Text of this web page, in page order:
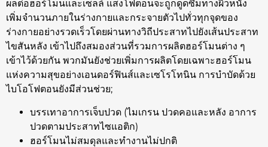
ผลต่อฮอร์โมนและเซลล์ แสงโฟตอนจะถูกดูดซึมทางผิวหนัง
เพิ่มจำนวนภายในร่างกายและกระจายตัวไปทั่วทุกจุดของ
ร่างกายอย่างรวดเร็วโดยผ่านทางวิถีประสาทไปยังเส้นประสาท
ไขสันหลัง เข้าไปถึงสมองส่วนที่รวมการผลิตฮอร์โมนต่าง ๆ
เข้าไว้ด้วยกัน พวกมันยังช่วยเพิ่มการผลิตโดยเฉพาะฮอร์โมน
แห่งความสุขอย่างเอนดอร์ฟินส์และเซโรโทนิน การบำบัดด้วย
ไบโอโฟตอนยังมีส่วนช่วย;
บรรเทาอาการเจ็บปวด (ไมเกรน ปวดคอและหลัง อาการ
ปวดตามประสาทไซแอติก)
ฮอร์โมนไม่สมดุลและทำงานไม่ปกติ